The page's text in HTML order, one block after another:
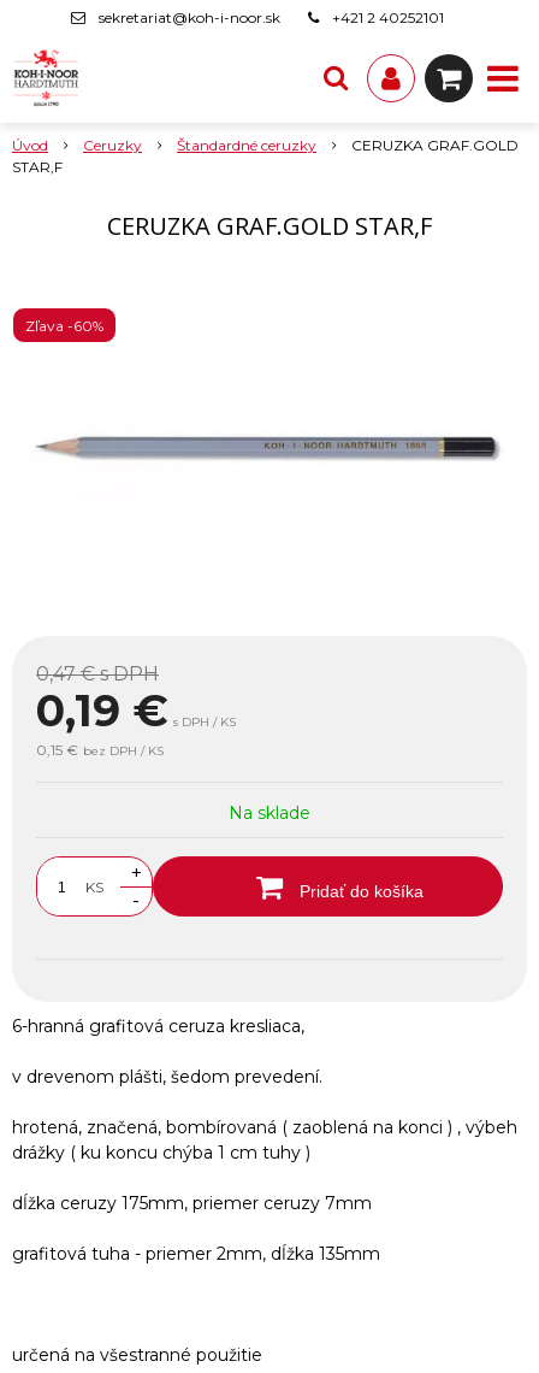
sekretariat@koh-i-noor.sk +421 2 40252101
Úvod Ceruzky Štandardné ceruzky
CERUZKA GRAF.GOLD
STAR,F
CERUZKA GRAF.GOLD STAR,F
Zľava -60%
0,47 €s DPH
0,19 € s DPH / KS
0,15 € bez DPH / KS
Na sklade
KS
+
-
Pridať do košíka
6-hranná grafitová ceruza kresliaca,
v drevenom plášti, šedom prevedení.
hrotená, značená, bombírovaná ( zaoblená na konci ) , výbeh
drážky ( ku koncu chýba 1 cm tuhy )
dĺžka ceruzy 175mm, priemer ceruzy 7mm
grafitová tuha - priemer 2mm, dĺžka 135mm
určená na všestranné použitie